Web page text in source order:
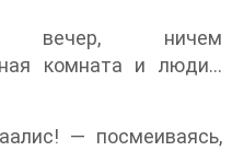
вечер, ничем
комната и люди…
— посмеиваясь,